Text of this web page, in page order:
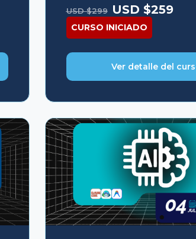
USD $299 Original
price
was:
USD
$299.
USD $259
CURSO INICIADO
Ver detalle del